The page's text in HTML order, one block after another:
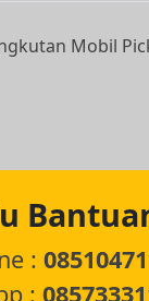
Mobil
:
: